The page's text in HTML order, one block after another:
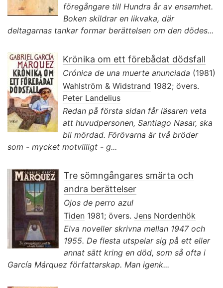
föregångare till Hundra år av ensamhet.
Boken skildrar en likvaka, där
deltagarnas tankar formar berättelsen om den dödes...
Krönika om ett förebådat dödsfall
Crónica de una muerte anunciada (1981)
Wahlström & Widstrand 1982; övers.
Peter Landelius
Redan på första sidan får läsaren veta
att huvudpersonen, Santiago Nasar, ska
bli mördad. Förövarna är två bröder
som - mycket motvilligt - g...
Tre sömngångares smärta och
andra berättelser
Ojos de perro azul
Tiden 1981; övers. Jens Nordenhök
Elva noveller skrivna mellan 1947 och
1955. De flesta utspelar sig på ett eller
annat sätt kring en död, som så ofta i
García Márquez författarskap. Man igenk...